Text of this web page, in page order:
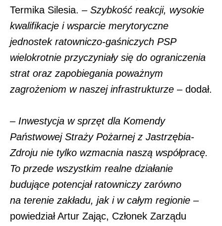
Termika Silesia. – Szybkość reakcji, wysokie
kwalifikacje i wsparcie merytoryczne
jednostek ratowniczo-gaśniczych PSP
wielokrotnie przyczyniały się do ograniczenia
strat oraz zapobiegania poważnym
zagrożeniom w naszej infrastrukturze – dodał.
– Inwestycja w sprzęt dla Komendy
Państwowej Straży Pożarnej z Jastrzębia-
Zdroju nie tylko wzmacnia naszą współpracę.
To przede wszystkim realne działanie
budujące potencjał ratowniczy zarówno
na terenie zakładu, jak i w całym regionie –
powiedział Artur Zając, Członek Zarządu